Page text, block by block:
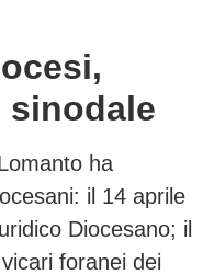
sinodale
ha
il 14 aprile
Diocesano; il
foranei dei